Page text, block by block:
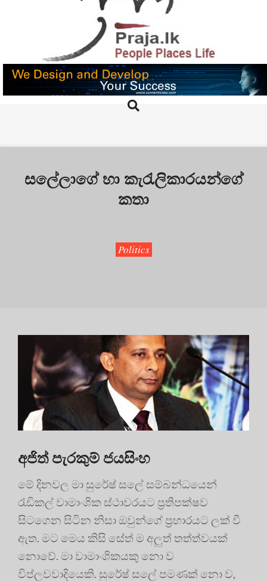
PRAJA.LK
Search
සලේලාගේ හා කැරැලිකාරයන්ගේ
කතා
Politics
අජිත් පැරකුම් ජයසිංහ
මේ දිනවල මා සුරේෂ් සලේ සම්බන්ධයෙන්
රැඩිකල් වාමාංශික ස්ථාවරයට ප්‍රතිපක්ෂව
සිටගෙන සිටින නිසා ඔවුන්ගේ ප්‍රහාරයට ලක් වී
ඇත. මට මෙය කිසි සේත් ම අලුත් තත්ත්වයක්
නොවේ. මා වාමාංශිකයකු නො ව
විප්ලවවාදියෙකි. සුරේෂ් සලේ පමණක් නො ව,